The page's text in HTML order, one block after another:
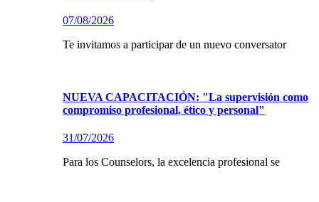
07/08/2026
Te invitamos a participar de un nuevo conversator
NUEVA CAPACITACIÓN: "La supervisión como
compromiso profesional, ético y personal"
31/07/2026
Para los Counselors, la excelencia profesional se